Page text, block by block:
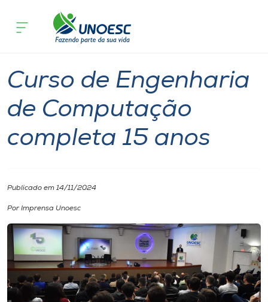
Cursos
Pesquisa
Atendimento ao Estudante
A
Unoesc
Internacionalização
I.nova
Curso de Engenharia
de Computação
completa 15 anos
Publicado em 14/11/2024
Por Imprensa Unoesc